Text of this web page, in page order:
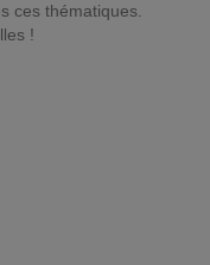
ces thématiques.
!